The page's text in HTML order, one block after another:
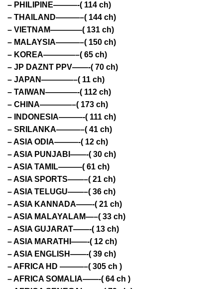
– PHILIPINE———-( 114 ch)
– THAILAND———–( 144 ch)
– VIETNAM————( 131 ch)
– MALAYSIA———–( 150 ch)
– KOREA————–( 65 ch)
– JP DAZNT PPV——-( 70 ch)
– JAPAN————–( 11 ch)
– TAIWAN————-( 112 ch)
– CHINA————–( 173 ch)
– INDONESIA———-( 111 ch)
– SRILANKA———–( 41 ch)
– ASIA ODIA———-( 12 ch)
– ASIA PUNJABI——-( 30 ch)
– ASIA TAMIL———( 61 ch)
– ASIA SPORTS——–( 21 ch)
– ASIA TELUGU——–( 36 ch)
– ASIA KANNADA——-( 21 ch)
– ASIA MALAYALAM—–( 33 ch)
– ASIA GUJARAT——-( 13 ch)
– ASIA MARATHI——-( 12 ch)
– ASIA ENGLISH——-( 39 ch)
– AFRICA HD ———–( 305 ch )
– AFRICA SOMALIA——-( 64 ch )